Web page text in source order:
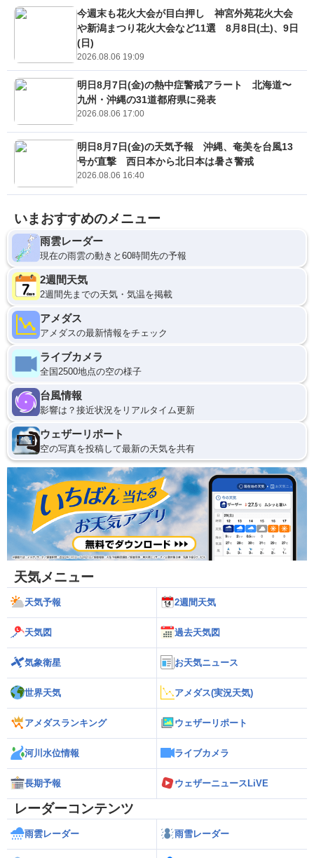
今週末も花火大会が目白押し 神宮外苑花火大会
や新潟まつり花火大会など11選 8月8日(土)、9日
(日)
2026.08.06 19:09
明日8月7日(金)の熱中症警戒アラート 北海道〜
九州・沖縄の31道都府県に発表
2026.08.06 17:00
明日8月7日(金)の天気予報 沖縄、奄美を台風13
号が直撃 西日本から北日本は暑さ警戒
2026.08.06 16:40
いまおすすめのメニュー
雨雲レーダー
現在の雨雲の動きと60時間先の予報
2週間天気
2週間先までの天気・気温を掲載
アメダス
アメダスの最新情報をチェック
ライブカメラ
全国2500地点の空の様子
台風情報
影響は？接近状況をリアルタイム更新
ウェザーリポート
空の写真を投稿して最新の天気を共有
天気メニュー
天気予報 2週間天気
天気図 過去天気図
気象衛星 お天気ニュース
世界天気 アメダス(実況天気)
アメダスランキング ウェザーリポート
河川水位情報 ライブカメラ
長期予報 ウェザーニュースLiVE
レーダーコンテンツ
雨雲レーダー 雨雪レーダー